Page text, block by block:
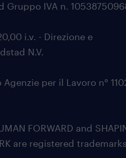
Gruppo IVA n.
i.v. - Direzione e
N.V.
per il Lavoro n°
FORWARD and
are registered